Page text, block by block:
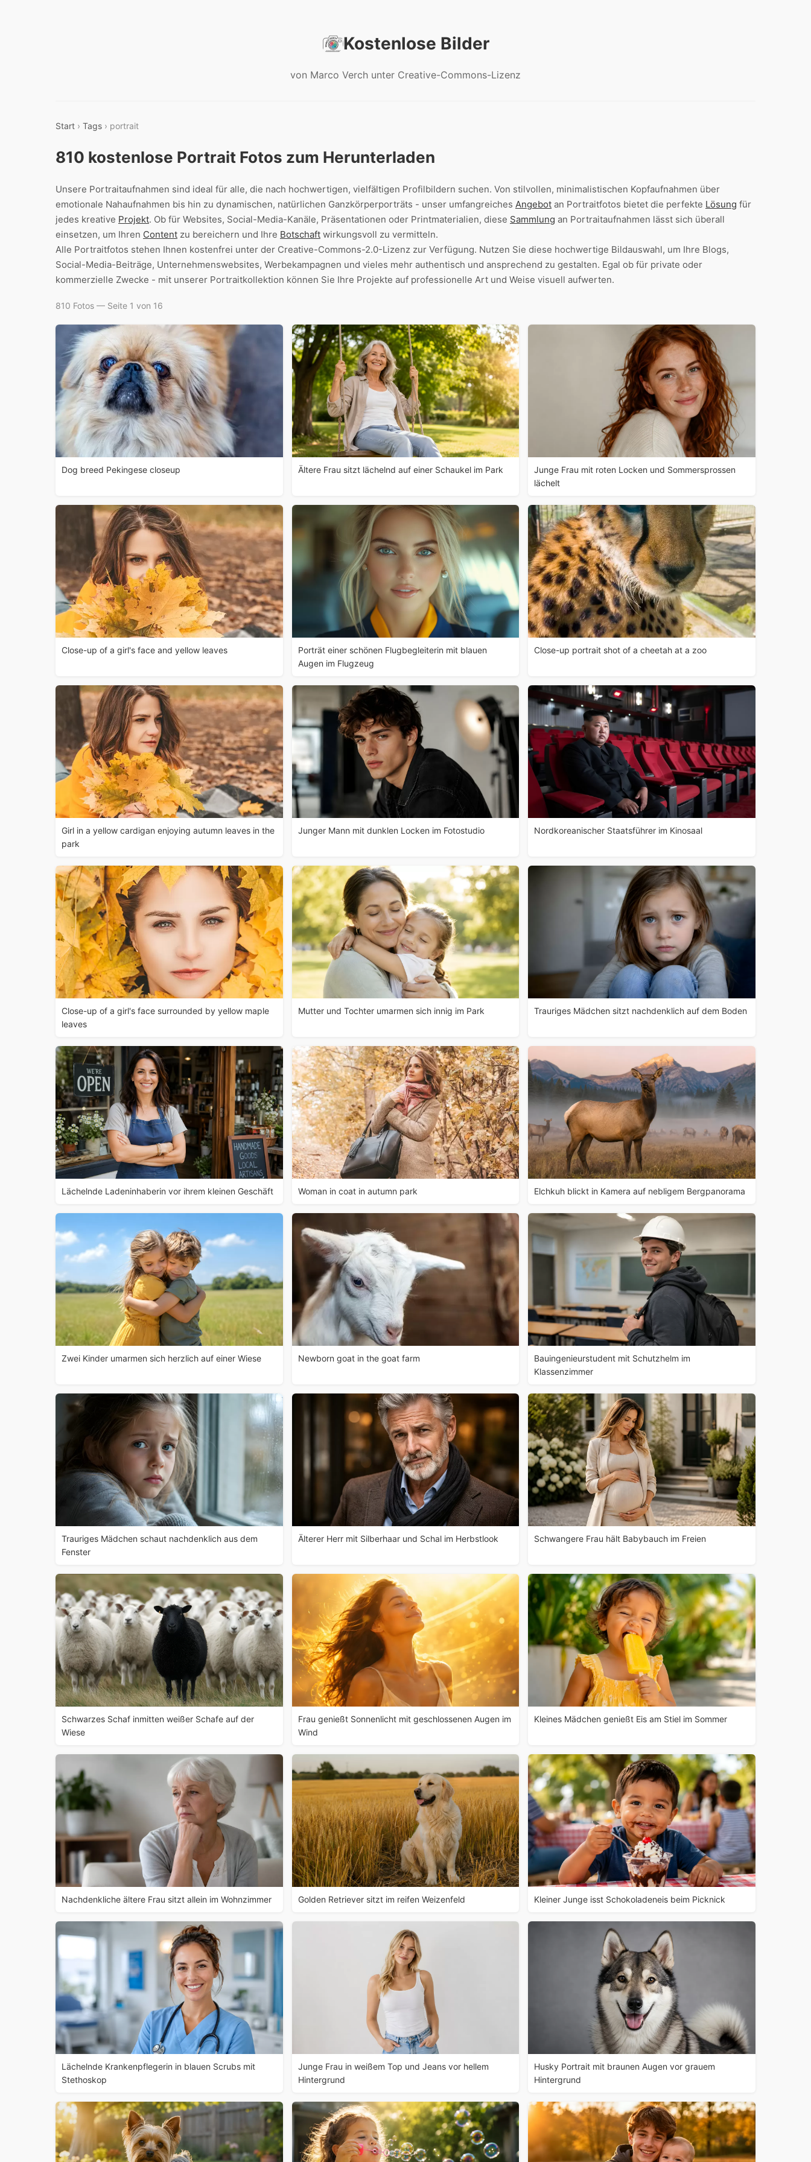
Kostenlose Bilder
von Marco Verch unter Creative-Commons-Lizenz
Start › Tags › portrait
810 kostenlose Portrait Fotos zum Herunterladen
Unsere Portraitaufnahmen sind ideal für alle, die nach hochwertigen, vielfältigen Profilbildern suchen. Von stilvollen, minimalistischen Kopfaufnahmen über
emotionale Nahaufnahmen bis hin zu dynamischen, natürlichen Ganzkörperporträts - unser umfangreiches Angebot an Portraitfotos bietet die perfekte Lösung für
jedes kreative Projekt. Ob für Websites, Social-Media-Kanäle, Präsentationen oder Printmaterialien, diese Sammlung an Portraitaufnahmen lässt sich überall
einsetzen, um Ihren Content zu bereichern und Ihre Botschaft wirkungsvoll zu vermitteln.
Alle Portraitfotos stehen Ihnen kostenfrei unter der Creative-Commons-2.0-Lizenz zur Verfügung. Nutzen Sie diese hochwertige Bildauswahl, um Ihre Blogs,
Social-Media-Beiträge, Unternehmenswebsites, Werbekampagnen und vieles mehr authentisch und ansprechend zu gestalten. Egal ob für private oder
kommerzielle Zwecke - mit unserer Portraitkollektion können Sie Ihre Projekte auf professionelle Art und Weise visuell aufwerten.
810 Fotos — Seite 1 von 16
Dog breed Pekingese closeup Ältere Frau sitzt lächelnd auf einer Schaukel im Park
Junge Frau mit roten Locken und Sommersprossen
lächelt
Close-up of a girl's face and yellow leaves
Porträt einer schönen Flugbegleiterin mit blauen
Augen im Flugzeug
Close-up portrait shot of a cheetah at a zoo
Girl in a yellow cardigan enjoying autumn leaves in the
park
Junger Mann mit dunklen Locken im Fotostudio Nordkoreanischer Staatsführer im Kinosaal
Close-up of a girl's face surrounded by yellow maple
leaves
Mutter und Tochter umarmen sich innig im Park Trauriges Mädchen sitzt nachdenklich auf dem Boden
Lächelnde Ladeninhaberin vor ihrem kleinen Geschäft Woman in coat in autumn park Elchkuh blickt in Kamera auf nebligem Bergpanorama
Zwei Kinder umarmen sich herzlich auf einer Wiese Newborn goat in the goat farm
Bauingenieurstudent mit Schutzhelm im
Klassenzimmer
Trauriges Mädchen schaut nachdenklich aus dem
Fenster
Älterer Herr mit Silberhaar und Schal im Herbstlook Schwangere Frau hält Babybauch im Freien
Schwarzes Schaf inmitten weißer Schafe auf der
Wiese
Frau genießt Sonnenlicht mit geschlossenen Augen im
Wind
Kleines Mädchen genießt Eis am Stiel im Sommer
Nachdenkliche ältere Frau sitzt allein im Wohnzimmer Golden Retriever sitzt im reifen Weizenfeld Kleiner Junge isst Schokoladeneis beim Picknick
Lächelnde Krankenpflegerin in blauen Scrubs mit
Stethoskop
Junge Frau in weißem Top und Jeans vor hellem
Hintergrund
Husky Portrait mit braunen Augen vor grauem
Hintergrund